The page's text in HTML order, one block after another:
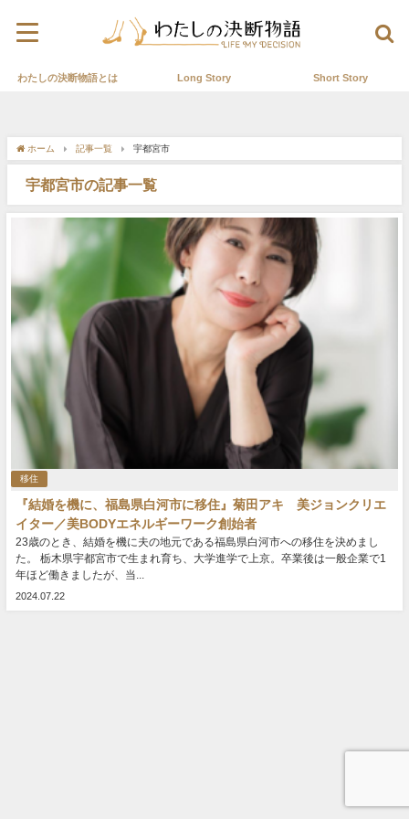
わたしの決断物語とは Long Story Short Story
ホーム 記事一覧 宇都宮市
宇都宮市の記事一覧
移住
『結婚を機に、福島県白河市に移住』菊田アキ 美ジョンクリエ
イター／美BODYエネルギーワーク創始者
23歳のとき、結婚を機に夫の地元である福島県白河市への移住を決めまし
た。 栃木県宇都宮市で生まれ育ち、大学進学で上京。卒業後は一般企業で1
年ほど働きましたが、当...
2024.07.22